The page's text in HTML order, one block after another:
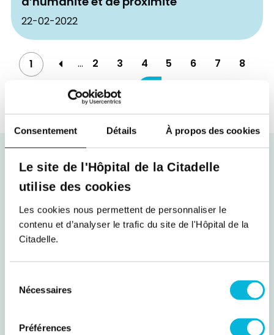
Consentement Détails À propos des cookies
Le site de l'Hôpital de la Citadelle
utilise des cookies
Les cookies nous permettent de personnaliser le
contenu et d’analyser le trafic du site de l'Hôpital de la
Citadelle.
Nécessaires
Préférences
22-02-2022
1 … 2 3 4 5 6 7
8
En quelques chiffres
L’hôpital de la Citadelle, situé à Liège, est l’un des
plus de 600 médecins, une trentaine de spécialités,
4.100 collaborateurs, 900 lits, 3 sites hospitaliers
(Citadelle, Laveu, Herstal), des centres médicaux
(dont La Chapelle au centre-ville de Liège) et une